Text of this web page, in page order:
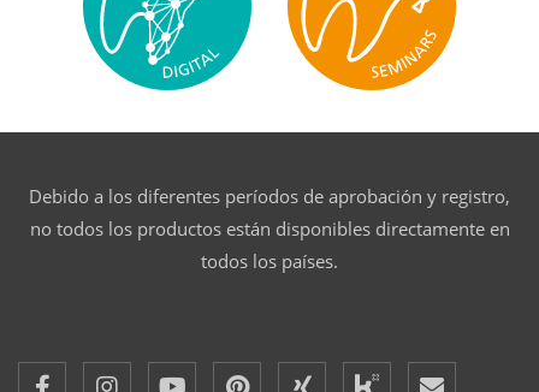
Debido a los diferentes períodos de aprobación y registro,
no todos los productos están disponibles directamente en
todos los países.